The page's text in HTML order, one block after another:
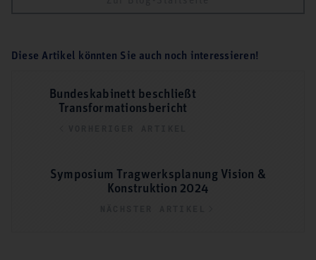
Diese Artikel könnten Sie auch noch interessieren!
Bundeskabinett beschließt
Transformationsbericht
Symposium Tragwerksplanung Vision &
Konstruktion 2024